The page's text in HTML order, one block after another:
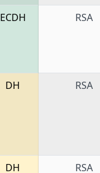
ECDH RSA
DH RSA
DH RSA